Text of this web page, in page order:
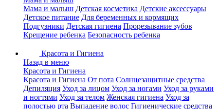
Мама и малыш Детская косметика Детские аксессуары
Детское питание Для беременных и кормящих
Подгузники Детская гигиена Прорезывание зубов
Крещение ребенка Безопасность ребенка
Красота и Гигиена
Назад в меню
Красота и Гигиена
Красота и Гигиена От пота Солнцезащитные средства
Депиляция Уход за лицом Уход за ногами Уход за руками
и ногтями Уход за телом Женская гигиена Уход за
полостью рта Выпадение волос Гигиенические средства